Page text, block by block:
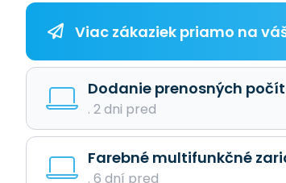
Viac zákaziek priamo na
Dodanie prenosných
. 2 dni pred
Farebné multifunkčné
. 6 dní pred